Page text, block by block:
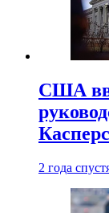
США
2 года